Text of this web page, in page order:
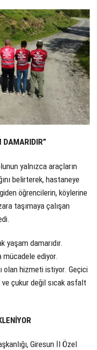
DAMARIDIR”
yalnızca araçların
belirterek, hastaneye
öğrencilerin, köylerine
taşımaya çalışan
yaşam damarıdır.
mücadele ediyor.
olan hizmeti istiyor. Geçici
çukur değil sıcak asfalt
Giresun İl Özel